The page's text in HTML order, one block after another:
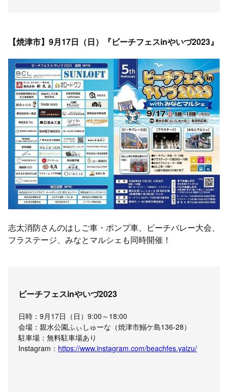
【焼津市】9月17日（日）『ビーチフェスinやいづ2023』
志太消防さんのはしご車・ポンプ車、ビーチバレー大会、
フラステージ、みなとマルシェも同時開催！
ビーチフェスinやいづ2023
日時：9月17日（日）9:00～18:00
会場：親水公園ふぃしゅーな（焼津市鰯ケ島136-28）
駐車場：無料駐車場あり
Instagram： https://www.instagram.com/beachfes.yaizu/